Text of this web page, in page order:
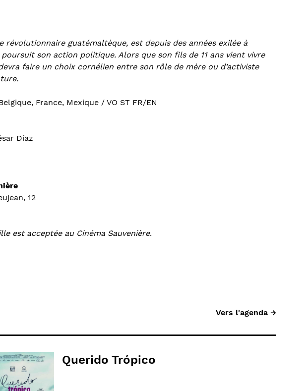
révolutionnaire guatémaltèque, est depuis des années exilée à
son action politique. Alors que son fils de 11 ans vient vivre
faire un choix cornélien entre son rôle de mère ou d’activiste
France, Mexique / VO ST FR/EN
Díaz
12
est acceptée au Cinéma Sauvenière.
Vers l'agenda →
Querido Trópico